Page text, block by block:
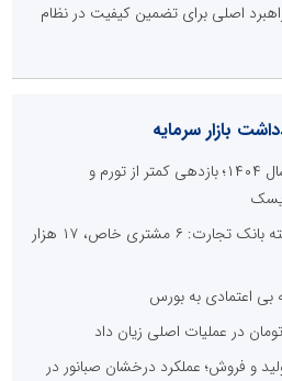
اصلی برای تضمین کیفیت در نظام
بازار سرمایه
رشد ۳۶ درصدی بورس در سال ۱۴۰۴؛ بازدهی کمتر از تورم و
رکوردشکنی بدهی‌های سوخته بانک تجارت: ۶ مشتری خاص، ۱۷ هزار
بی‌ اعتمادی به بورس
و فروش؛ عملکرد درخشان صبانور در